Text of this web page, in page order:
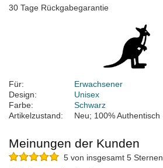
30 Tage Rückgabegarantie
Für:
Erwachsener
Design:
Unisex
Farbe:
Schwarz
Artikelzustand:
Neu; 100% Authentisch
Meinungen der Kunden
5 von insgesamt 5 Sternen